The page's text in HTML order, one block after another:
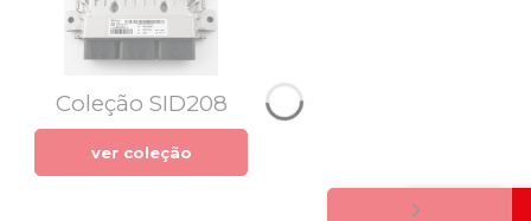
Coleção SID208
ver coleção